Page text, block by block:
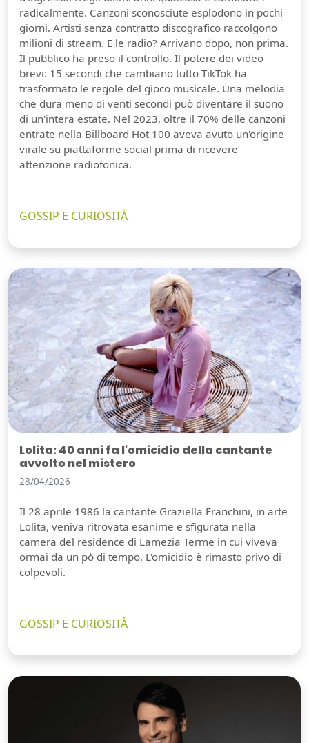
radicalmente. Canzoni sconosciute esplodono in pochi
giorni. Artisti senza contratto discografico raccolgono
milioni di stream. E le radio? Arrivano dopo, non prima.
Il pubblico ha preso il controllo. Il potere dei video
brevi: 15 secondi che cambiano tutto TikTok ha
trasformato le regole del gioco musicale. Una melodia
che dura meno di venti secondi può diventare il suono
di un'intera estate. Nel 2023, oltre il 70% delle canzoni
entrate nella Billboard Hot 100 aveva avuto un'origine
virale su piattaforme social prima di ricevere
attenzione radiofonica.
GOSSIP E CURIOSITÀ
Lolita: 40 anni fa l'omicidio della cantante
avvolto nel mistero
28/04/2026
Il 28 aprile 1986 la cantante Graziella Franchini, in arte
Lolita, veniva ritrovata esanime e sfigurata nella
camera del residence di Lamezia Terme in cui viveva
ormai da un pò di tempo. L'omicidio è rimasto privo di
colpevoli.
GOSSIP E CURIOSITÀ